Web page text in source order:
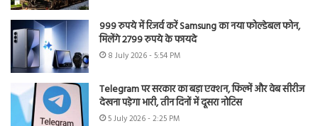
999 रुपये में रिजर्व करें Samsung का नया फोल्डेबल फोन,
मिलेंगे 2799 रुपये के फायदे
8 July 2026 - 5:54 PM
Telegram पर सरकार का बड़ा एक्शन, फिल्में और वेब सीरीज
देखना पड़ेगा भारी, तीन दिनों में दूसरा नोटिस
5 July 2026 - 2:25 PM